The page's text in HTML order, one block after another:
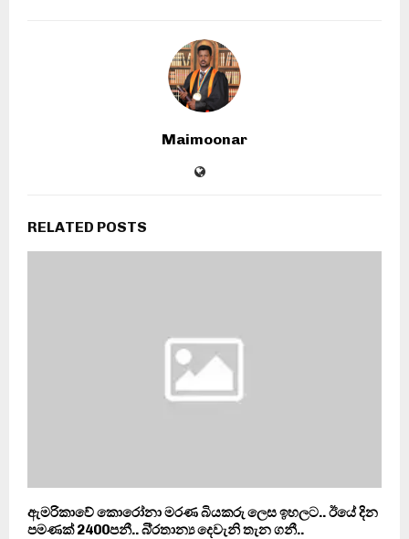
Maimoonar
RELATED POSTS
ඇමරිකාවේ කොරෝනා මරණ බියකරු ලෙස ඉහලට.. ඊයේ දින
පමණක් 2400පනී.. බි‍්‍රතාන්‍ය දෙවැනි තැන ගනී..